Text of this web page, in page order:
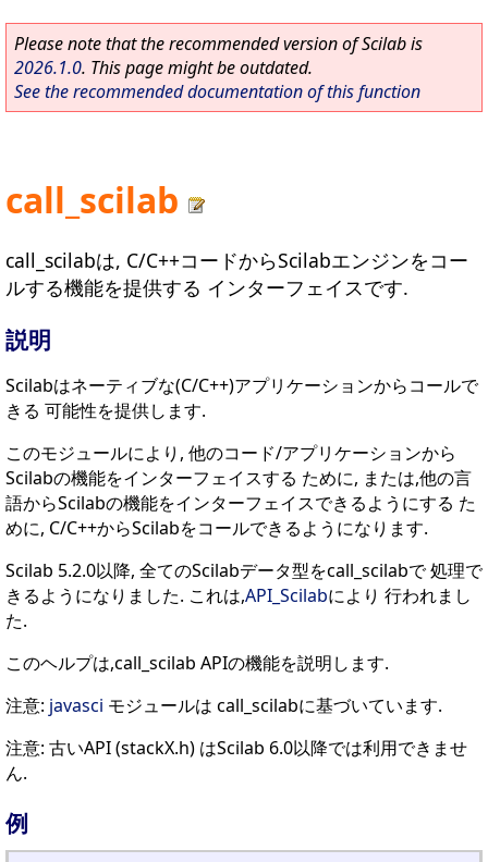
Please note that the recommended version of Scilab is
2026.1.0. This page might be outdated.
See the recommended documentation of this function
call_scilab
call_scilabは, C/C++コードからScilabエンジンをコー
ルする機能を提供する インターフェイスです.
説明
Scilabはネーティブな(C/C++)アプリケーションからコールで
きる 可能性を提供します.
このモジュールにより, 他のコード/アプリケーションから
Scilabの機能をインターフェイスする ために, または,他の言
語からScilabの機能をインターフェイスできるようにする た
めに, C/C++からScilabをコールできるようになります.
Scilab 5.2.0以降, 全てのScilabデータ型をcall_scilabで 処理で
きるようになりました. これは,API_Scilabにより 行われまし
た.
このヘルプは,call_scilab APIの機能を説明します.
注意: javasci モジュールは call_scilabに基づいています.
注意: 古いAPI (stackX.h) はScilab 6.0以降では利用できませ
ん.
例